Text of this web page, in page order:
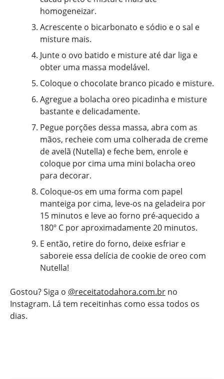
homogeneizar.
Acrescente o bicarbonato e sódio e o sal e
misture mais.
Junte o ovo batido e misture até dar liga e
obter uma massa modelável.
Coloque o chocolate branco picado e misture.
Agregue a bolacha oreo picadinha e misture
bastante e delicadamente.
Pegue porções dessa massa, abra com as
mãos, recheie com uma colherada de creme
de avelã (Nutella) e feche bem, enrole e
coloque por cima uma mini bolacha oreo
para decorar.
Coloque-os em uma forma com papel
manteiga por cima, leve-os na geladeira por
15 minutos e leve ao forno pré-aquecido a
180º C por aproximadamente 20 minutos.
E então, retire do forno, deixe esfriar e
saboreie essa delícia de cookie de oreo com
Nutella!
Gostou? Siga o @receitatodahora.com.br no
Instagram. Lá tem receitinhas como essa todos os
dias.